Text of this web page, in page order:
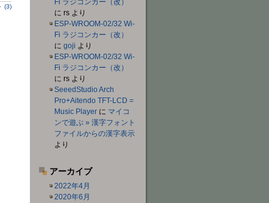
(3)
Fi ラジコンカー（改）
に rs より
ESP-WROOM-02/32 Wi-
Fi ラジコンカー（改）
に goji より
ESP-WROOM-02/32 Wi-
Fi ラジコンカー（改）
に rs より
SeeedStudio Arch
Pro+Aitendo TFT-LCD =
Music Player に マイコ
ンで遊ぶ » 漢字フォント
ファイルからの漢字表示
より
アーカイブ
2022年4月
2020年6月